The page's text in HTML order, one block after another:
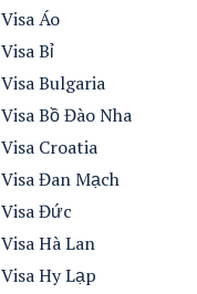
Visa Áo
Visa Bỉ
Visa Bulgaria
Visa Bồ Đào Nha
Visa Croatia
Visa Đan Mạch
Visa Đức
Visa Hà Lan
Visa Hy Lạp